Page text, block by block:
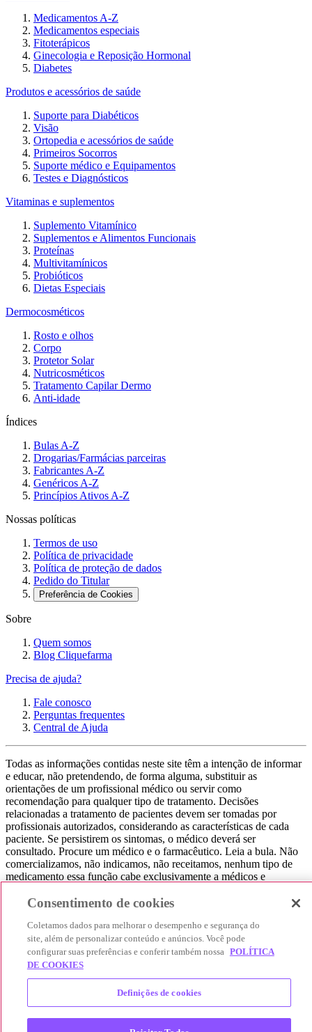
Medicamentos A-Z
Medicamentos especiais
Fitoterápicos
Ginecologia e Reposição Hormonal
Diabetes
Produtos e acessórios de saúde
Suporte para Diabéticos
Visão
Ortopedia e acessórios de saúde
Primeiros Socorros
Suporte médico e Equipamentos
Testes e Diagnósticos
Vitaminas e suplementos
Suplemento Vitamínico
Suplementos e Alimentos Funcionais
Proteínas
Multivitamínicos
Probióticos
Dietas Especiais
Dermocosméticos
Rosto e olhos
Corpo
Protetor Solar
Nutricosméticos
Tratamento Capilar Dermo
Anti-idade
Índices
Bulas A-Z
Drogarias/Farmácias parceiras
Fabricantes A-Z
Genéricos A-Z
Princípios Ativos A-Z
Nossas políticas
Termos de uso
Política de privacidade
Política de proteção de dados
Pedido do Titular
Preferência de Cookies
Sobre
Quem somos
Blog Cliquefarma
Precisa de ajuda?
Fale conosco
Perguntas frequentes
Central de Ajuda
Todas as informações contidas neste site têm a intenção de informar
e educar, não pretendendo, de forma alguma, substituir as
orientações de um profissional médico ou servir como
recomendação para qualquer tipo de tratamento. Decisões
relacionadas a tratamento de pacientes devem ser tomadas por
profissionais autorizados, considerando as características de cada
paciente. Se persistirem os sintomas, o médico deverá ser
consultado. Procure um médico e o farmacêutico. Leia a bula. Não
comercializamos, não indicamos, não receitamos, nenhum tipo de
medicamento essa função cabe exclusivamente a médicos e
consultar seu médico. Não somos uma loja ou marketplace, ou seja,
que você encontre o preço mais barato, comparando os preços de
produtos farmacêuticos. Contribuímos e damos auxílio para que sua
experiência seja bem-sucedida, mas a finalização da compra
acontece nos sites das nossas lojas parceiras.
© 2025 Afya Participações S.A. - todos os direitos reservados.
Alameda Lorena, 269 - Jardim Paulista - São Paulo / SP - CEP.:
Consentimento de cookies
Coletamos dados para melhorar o desempenho e segurança do
site, além de personalizar conteúdo e anúncios. Você pode
configurar suas preferências e conferir também nossa POLÍTICA
DE COOKIES
Definições de cookies